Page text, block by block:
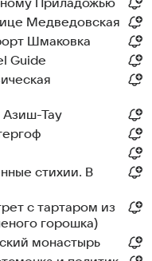
Приладожью
Медведовская
Шмаковка
Guide
Азиш-Тау
стихии. В
с тартаром из
горошка)
монастырь